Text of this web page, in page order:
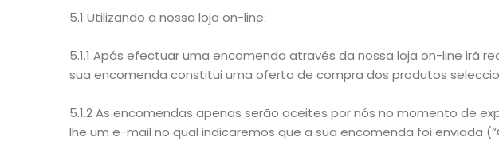
5.1 Utilizando a nossa loja on-line:
5.1.1 Após efectuar uma encomenda através da nossa loja on-line irá
sua encomenda constitui uma oferta de compra dos produtos
5.1.2 As encomendas apenas serão aceites por nós no momento de
lhe um e-mail no qual indicaremos que a sua encomenda foi enviada